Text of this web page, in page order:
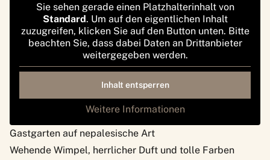
Sie sehen gerade einen Platzhalterinhalt von
Standard. Um auf den eigentlichen Inhalt
zuzugreifen, klicken Sie auf den Button unten. Bitte
beachten Sie, dass dabei Daten an Drittanbieter
weitergegeben werden.
Inhalt entsperren
Weitere Informationen
Gastgarten auf nepalesische Art
Wehende Wimpel, herrlicher Duft und tolle Farben